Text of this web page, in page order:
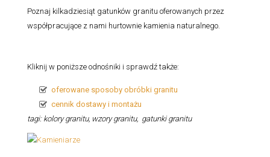
Poznaj kilkadziesiąt gatunków granitu oferowanych przez
współpracujące z nami hurtownie kamienia naturalnego.
Kliknij w poniższe odnośniki i sprawdź także:
oferowane sposoby obróbki granitu
cennik dostawy i montażu
tagi: kolory granitu, wzory granitu, gatunki granitu